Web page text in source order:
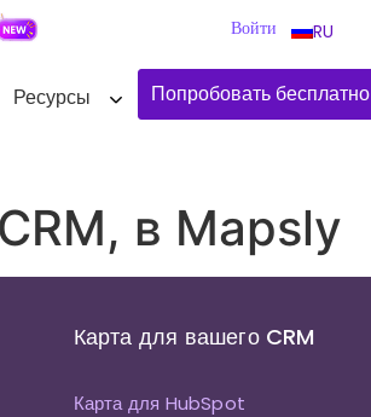
Войти RU
Ресурсы Попробовать бесплатно
в Mapsly
Карта для вашего CRM
Карта для HubSpot